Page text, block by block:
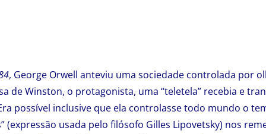
, George Orwell anteviu uma sociedade controlada por
de Winston, o protagonista, uma “teletela” recebia e
possível inclusive que ela controlasse todo mundo o
(expressão usada pelo filósofo Gilles Lipovetsky) nos